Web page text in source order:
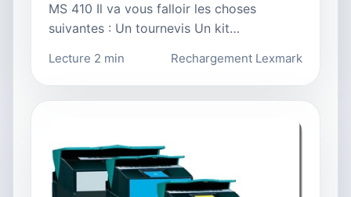
MS 410 Il va vous falloir les choses
suivantes : Un tournevis Un kit…
Lecture 2 min Rechargement Lexmark